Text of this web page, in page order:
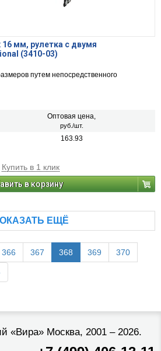
16 мм, рулетка с двумя
(3410-03)
путем непосредственного
Оптовая цена,
руб./шт.
163.93
Купить в 1 клик
в корзину
ЕЩЁ
366 367 368 369 370
«Вира»Москва, 2001 – 2026.